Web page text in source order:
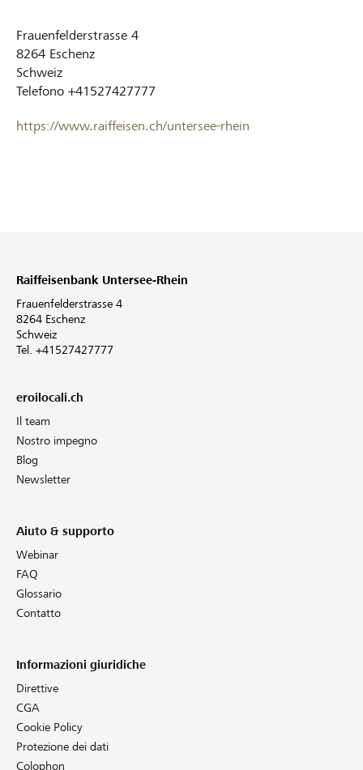
Frauenfelderstrasse 4
8264 Eschenz
Schweiz
Telefono +41527427777
https://www.raiffeisen.ch/untersee-rhein
Raiffeisenbank Untersee-Rhein
Frauenfelderstrasse 4
8264 Eschenz
Schweiz
Tel. +41527427777
eroilocali.ch
Il team
Nostro impegno
Blog
Newsletter
Aiuto & supporto
Webinar
FAQ
Glossario
Contatto
Informazioni giuridiche
Direttive
CGA
Cookie Policy
Protezione dei dati
Colophon